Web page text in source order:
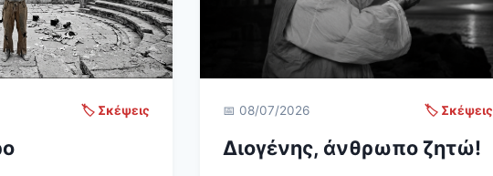
🏷️ Σκέψεις 📅 08/07/2026 🏷️ Σκέψεις
Διογένης, άνθρωπο ζητώ!